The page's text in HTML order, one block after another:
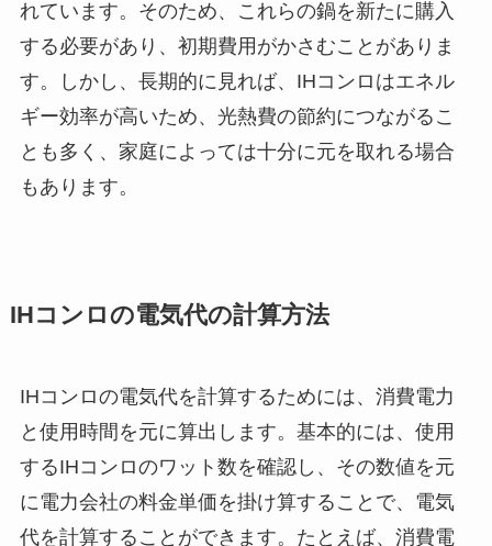
れています。そのため、これらの鍋を新たに購入
する必要があり、初期費用がかさむことがありま
す。しかし、長期的に見れば、IHコンロはエネル
ギー効率が高いため、光熱費の節約につながるこ
とも多く、家庭によっては十分に元を取れる場合
もあります。
IHコンロの電気代の計算方法
IHコンロの電気代を計算するためには、消費電力
と使用時間を元に算出します。基本的には、使用
するIHコンロのワット数を確認し、その数値を元
に電力会社の料金単価を掛け算することで、電気
代を計算することができます。たとえば、消費電